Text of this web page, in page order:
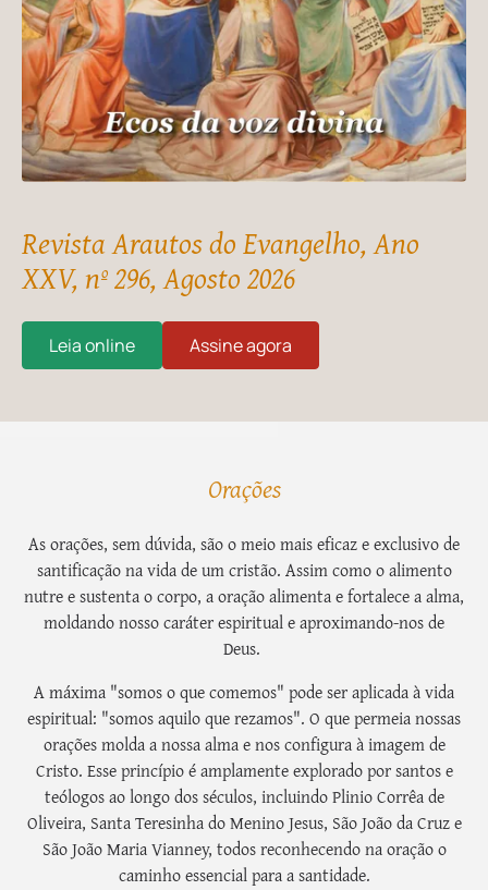
Revista Arautos do Evangelho, Ano
XXV, nº 296, Agosto 2026
Leia online Assine agora
Orações
As orações, sem dúvida, são o meio mais eficaz e exclusivo de
santificação na vida de um cristão. Assim como o alimento
nutre e sustenta o corpo, a oração alimenta e fortalece a alma,
moldando nosso caráter espiritual e aproximando-nos de
Deus.
A máxima "somos o que comemos" pode ser aplicada à vida
espiritual: "somos aquilo que rezamos". O que permeia nossas
orações molda a nossa alma e nos configura à imagem de
Cristo. Esse princípio é amplamente explorado por santos e
teólogos ao longo dos séculos, incluindo Plinio Corrêa de
Oliveira, Santa Teresinha do Menino Jesus, São João da Cruz e
São João Maria Vianney, todos reconhecendo na oração o
caminho essencial para a santidade.